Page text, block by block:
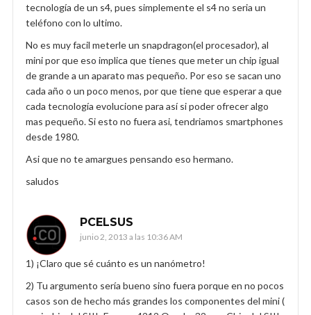
tecnología de un s4, pues simplemente el s4 no seria un
teléfono con lo ultimo.
No es muy facil meterle un snapdragon(el procesador), al
mini por que eso implica que tienes que meter un chip igual
de grande a un aparato mas pequeño. Por eso se sacan uno
cada año o un poco menos, por que tiene que esperar a que
cada tecnología evolucione para así si poder ofrecer algo
mas pequeño. Si esto no fuera asi, tendriamos smartphones
desde 1980.
Asi que no te amargues pensando eso hermano.
saludos
PCELSUS
junio 2, 2013 a las 10:36 AM
1) ¡Claro que sé cuánto es un nanómetro!
2) Tu argumento sería bueno sino fuera porque en no pocos
casos son de hecho más grandes los componentes del mini (